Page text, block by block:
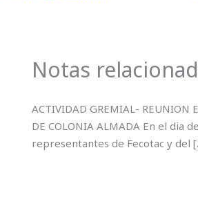
Notas
ACTIVIDAD GREMIAL- REUNION
DE COLONIA ALMADA En el dia
representantes de Fecotac y del